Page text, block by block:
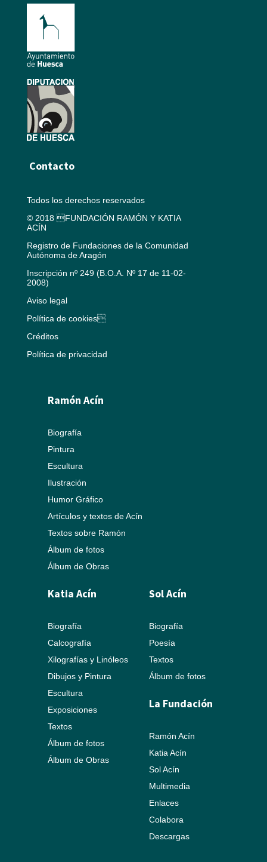
Contacto
Todos los derechos reservados
© 2018 FUNDACIÓN RAMÓN Y KATIA
ACÍN
Registro de Fundaciones de la Comunidad
Autónoma de Aragón
Inscripción nº 249 (B.O.A. Nº 17 de 11-02-
2008)
Aviso legal
Política de cookies
Créditos
Política de privacidad
Ramón Acín
Biografía
Pintura
Escultura
Ilustración
Humor Gráfico
Artículos y textos de Acín
Textos sobre Ramón
Álbum de fotos
Álbum de Obras
Katia Acín
Biografía
Calcografía
Xilografías y Linóleos
Dibujos y Pintura
Escultura
Exposiciones
Textos
Álbum de fotos
Álbum de Obras
Sol Acín
Biografía
Poesía
Textos
Álbum de fotos
La Fundación
Ramón Acín
Katia Acín
Sol Acín
Multimedia
Enlaces
Colabora
Descargas